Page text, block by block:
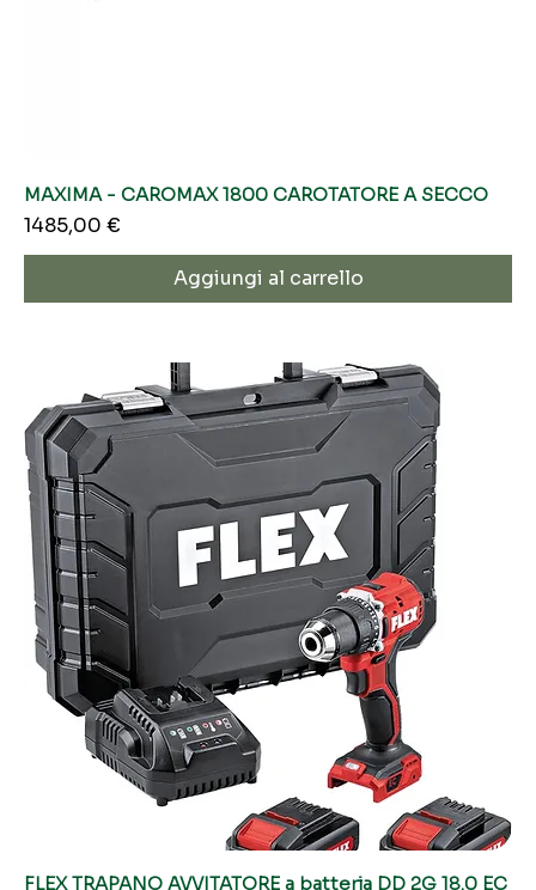
MAXIMA - CAROMAX 1800 CAROTATORE A SECCO
Prezzo
1485,00 €
Aggiungi al carrello
FLEX TRAPANO AVVITATORE a batteria DD 2G 18.0 EC